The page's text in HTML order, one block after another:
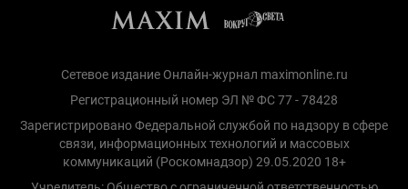
Сетевое издание Онлайн-журнал maximonline.ru
Регистрационный номер ЭЛ № ФС 77 - 78428
Зарегистрировано Федеральной службой по надзору в сфере
связи, информационных технологий и массовых
коммуникаций (Роскомнадзор) 29.05.2020 18+